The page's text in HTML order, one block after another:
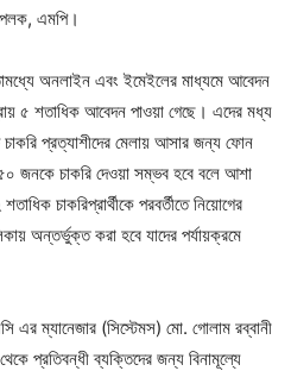
পলক, এমপি।
অনলাইন এবং ইমেইলের মাধ্যমে আবেদন
৫ শতাধিক আবেদন পাওয়া গেছে। এদের মধ্য
চাকরি প্রত্যাশীদের মেলায় আসার জন্য ফোন
জনকে চাকরি দেওয়া সম্ভব হবে বলে আশা
চাকরিপ্রার্থীকে পরবর্তীতে নিয়োগের
অন্তর্ভুক্ত করা হবে যাদের পর্যায়ক্রমে
এর ম্যানেজার (সিস্টেমস) মো. গোলাম রব্বানী
প্রতিবন্ধী ব্যক্তিদের জন্য বিনামূল্যে